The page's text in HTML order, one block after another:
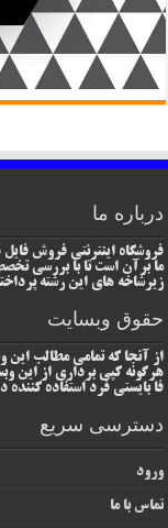
درباره ما
ما برآن است تا با بررسی
زیرشاخه های این رشته
حقوق وبسایت
از آنجا که تمامی مطالب این
هرگونه کپی برداری از این
فا بایستی فرد استفاده
دسترسی سریع
ورود
تماس با ما